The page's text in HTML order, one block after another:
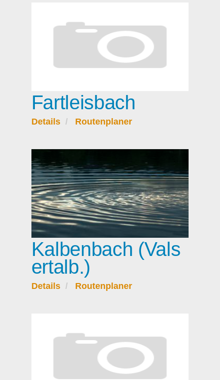
Fartleisbach
Details Routenplaner
Kalbenbach (Vals
ertalb.)
Details Routenplaner